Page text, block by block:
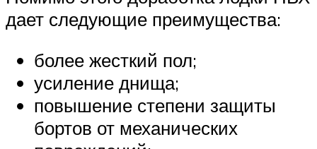
дает следующие преимущества:
более жесткий пол;
усиление днища;
повышение степени защиты
бортов от механических